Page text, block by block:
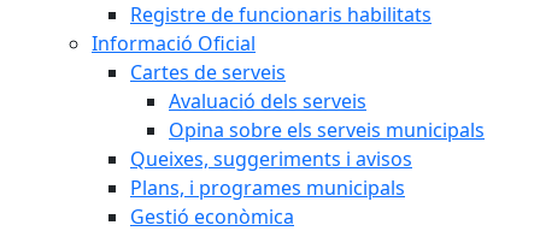
Registre de funcionaris habilitats
Informació Oficial
Cartes de serveis
Avaluació dels serveis
Opina sobre els serveis municipals
Queixes, suggeriments i avisos
Plans, i programes municipals
Gestió econòmica